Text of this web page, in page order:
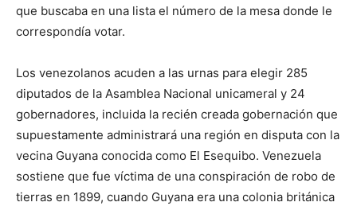
que buscaba en una lista el número de la mesa donde le
correspondía votar.
Los venezolanos acuden a las urnas para elegir 285
diputados de la Asamblea Nacional unicameral y 24
gobernadores, incluida la recién creada gobernación que
supuestamente administrará una región en disputa con la
vecina Guyana conocida como El Esequibo. Venezuela
sostiene que fue víctima de una conspiración de robo de
tierras en 1899, cuando Guyana era una colonia británica